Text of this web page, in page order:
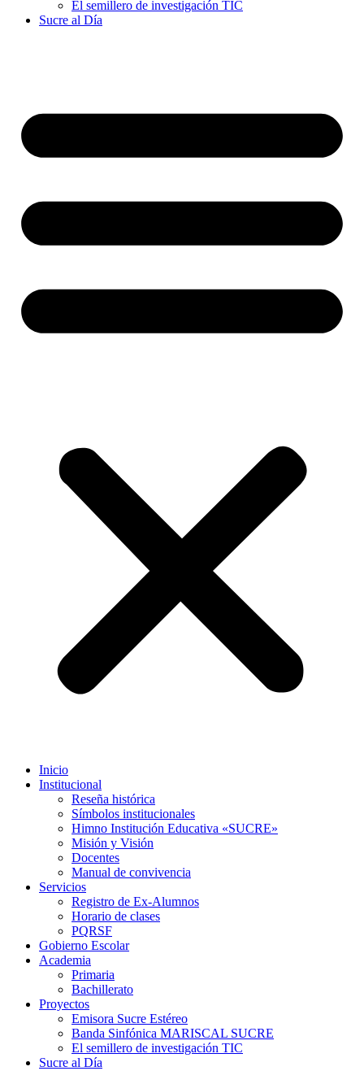
El semillero de investigación TIC
Sucre al Día
Inicio
Institucional
Reseña histórica
Símbolos institucionales
Himno Institución Educativa «SUCRE»
Misión y Visión
Docentes
Manual de convivencia
Servicios
Registro de Ex-Alumnos
Horario de clases
PQRSF
Gobierno Escolar
Academia
Primaria
Bachillerato
Proyectos
Emisora Sucre Estéreo
Banda Sinfónica MARISCAL SUCRE
El semillero de investigación TIC
Sucre al Día